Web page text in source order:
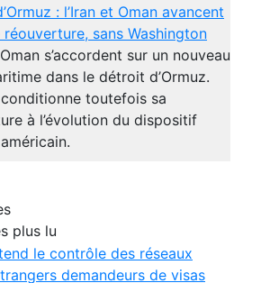
: l’Iran et Oman avancent
réouverture, sans Washington
Oman s’accordent sur un nouveau
dans le détroit d’Ormuz.
toutefois sa
à l’évolution du dispositif
plus lu
le contrôle des réseaux
demandeurs de visas